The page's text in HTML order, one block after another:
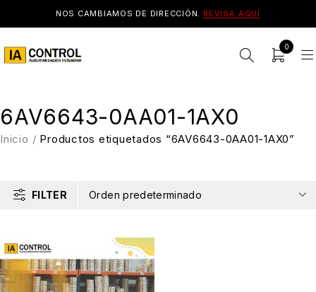
NOS CAMBIAMOS DE DIRECCIÓN. REVISA AQUÍ
0
6AV6643-0AA01-1AX0
Inicio / Productos etiquetados “6AV6643-0AA01-1AX0”
FILTER Orden predeterminado